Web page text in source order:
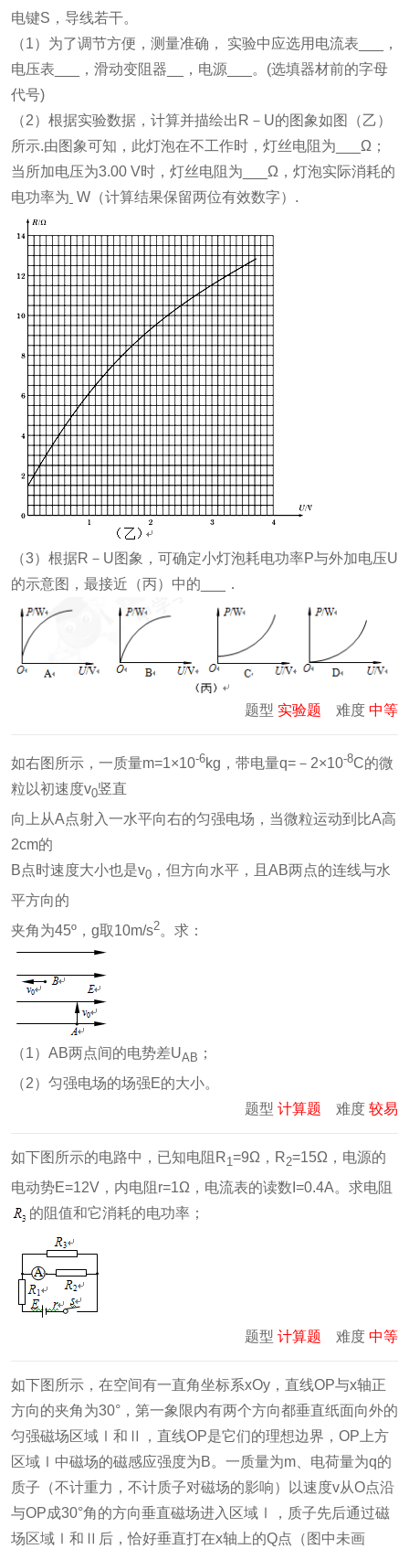
电键S，导线若干。
（1）为了调节方便，测量准确， 实验中应选用电流表___，
电压表___，滑动变阻器__，电源___。(选填器材前的字母
代号)
（2）根据实验数据，计算并描绘出R－U的图象如图（乙）
所示.由图象可知，此灯泡在不工作时，灯丝电阻为___Ω；
当所加电压为3.00 V时，灯丝电阻为___Ω，灯泡实际消耗的
电功率为 W（计算结果保留两位有效数字）.
（3）根据R－U图象，可确定小灯泡耗电功率P与外加电压U
的示意图，最接近（丙）中的___．
题型 实验题 难度 中等
如右图所示，一质量m=1×10-6kg，带电量q=－2×10-8C的微
粒以初速度v0竖直
向上从A点射入一水平向右的匀强电场，当微粒运动到比A高
2cm的
B点时速度大小也是v0 ，但方向水平，且AB两点的连线与水
平方向的
夹角为45º，g取10m/s2。求：
（1）AB两点间的电势差UAB ；
（2）匀强电场的场强E的大小。
题型 计算题 难度 较易
如下图所示的电路中，已知电阻R1=9Ω，R2=15Ω，电源的
电动势E=12V，内电阻r=1Ω，电流表的读数I=0.4A。求电阻
的阻值和它消耗的电功率；
题型 计算题 难度 中等
如下图所示，在空间有一直角坐标系xOy，直线OP与x轴正
方向的夹角为30°，第一象限内有两个方向都垂直纸面向外的
匀强磁场区域Ⅰ和Ⅱ，直线OP是它们的理想边界，OP上方
区域Ⅰ中磁场的磁感应强度为B。一质量为m、电荷量为q的
质子（不计重力，不计质子对磁场的影响）以速度v从O点沿
与OP成30°角的方向垂直磁场进入区域Ⅰ，质子先后通过磁
场区域Ⅰ和Ⅱ后，恰好垂直打在x轴上的Q点（图中未画